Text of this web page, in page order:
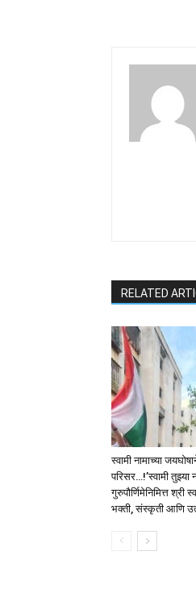
RELATED
स्वामी नामाच्या
परिसर…!’स्वामी तुझ्या
गुरुपौर्णिमेनिमित्त श्री
भक्ती, संस्कृती आणि